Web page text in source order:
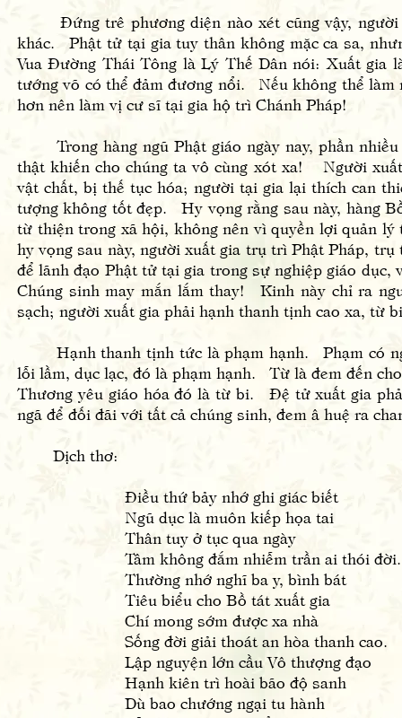
Đứng trê phương diện nào xét cũng vậy, người
khác. Phật tử tại gia tuy thân không mặc ca sa,
Vua Đường Thái Tông là Lý Thế Dân nói: Xuất gia
tướng võ có thể đảm đương nổi. Nếu không thể
hơn nên làm vị cư sĩ tại gia hộ trì Chánh Pháp!
Trong hàng ngũ Phật giáo ngày nay, phần nhiều
thật khiến cho chúng ta vô cùng xót xa! Người
vật chất, bị thế tục hóa; người tại gia lại thích can
tượng không tốt đẹp. Hy vọng rằng sau này, hàng
từ thiện trong xã hội, không nên vì quyền lợi quản
hy vọng sau này, người xuất gia trụ trì Phật Pháp,
để lãnh đạo Phật tử tại gia trong sự nghiệp giáo
Chúng sinh may mắn lắm thay! Kinh này chỉ ra
sạch; người xuất gia phải hạnh thanh tịnh cao xa, từ
Hạnh thanh tịnh tức là phạm hạnh. Phạm có
lỗi lầm, dục lạc, đó là phạm hạnh. Từ là đem đến
Thương yêu giáo hóa đó là từ bi. Đệ tử xuất gia
ngã để đối đãi với tất cả chúng sinh, đem â huệ ra
Dịch thơ:
Điều thứ bảy nhớ ghi giác biết
Ngũ dục là muôn kiếp họa tai
Thân tuy ở tục qua ngày
Tâm không đắm nhiễm trần ai thói đời.
Thường nhớ nghĩ ba y, bình bát
Tiêu biểu cho Bồ tát xuất gia
Chí mong sớm được xa nhà
Sống đời giải thoát an hòa thanh cao.
Lập nguyện lớn cầu Vô thượng đạo
Hạnh kiên trì hoài bão độ sanh
Dù bao chướng ngại tu hành